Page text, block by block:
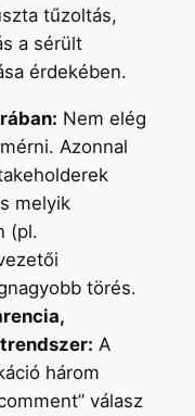
tűzoltás,
a sérült
érdekében.
Nem elég
Azonnal
melyik
(pl.
törés.
A
három
válasz